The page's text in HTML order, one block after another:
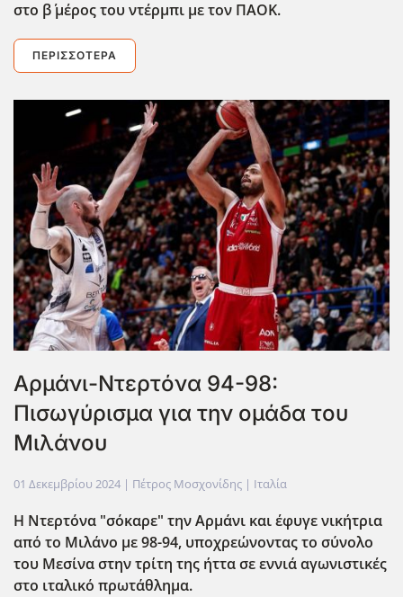
στο β΄ μέρος του ντέρμπι με τον ΠΑΟΚ.
ΠΕΡΙΣΣΌΤΕΡΑ
Αρμάνι-Ντερτόνα 94-98:
Πισωγύρισμα για την ομάδα του
Μιλάνου
01 Δεκεμβρίου 2024 | Πέτρος Μοσχονίδης | Ιταλία
Η Ντερτόνα "σόκαρε" την Αρμάνι και έφυγε νικήτρια
από το Μιλάνο με 98-94, υποχρεώνοντας το σύνολο
του Μεσίνα στην τρίτη της ήττα σε εννιά αγωνιστικές
στο ιταλικό πρωτάθλημα.